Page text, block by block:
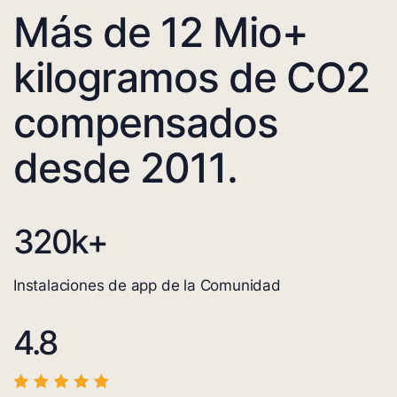
Más de 12 Mio+
kilogramos de CO2
compensados
desde 2011.
320k+
Instalaciones de app de la Comunidad
4.8